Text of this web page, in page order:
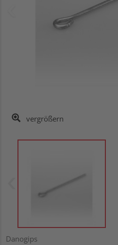
vergrößern
Danogips